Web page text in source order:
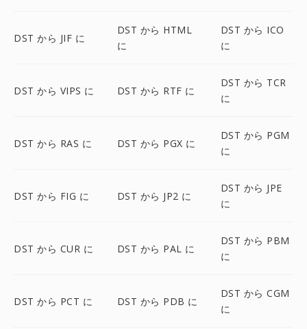
DST から JIF に
DST から HTML
に
DST から ICO
に
DST から VIPS に DST から RTF に
DST から TCR
に
DST から RAS に DST から PGX に
DST から PGM
に
DST から FIG に DST から JP2 に
DST から JPE
に
DST から CUR に DST から PAL に
DST から PBM
に
DST から PCT に DST から PDB に
DST から CGM
に